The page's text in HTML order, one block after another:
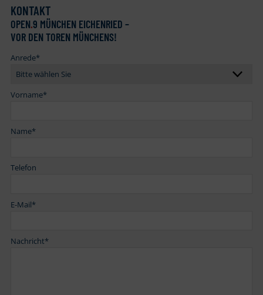
KONTAKT
OPEN.9 MÜNCHEN EICHENRIED –
VOR DEN TOREN MÜNCHENS!
Anrede*
Vorname*
Name*
Telefon
E-Mail*
Nachricht*